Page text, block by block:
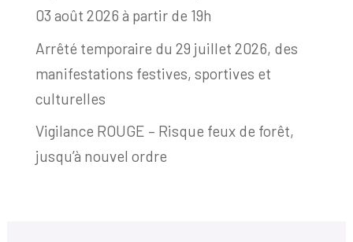
03 août 2026 à partir de 19h
Arrêté temporaire du 29 juillet 2026, des
manifestations festives, sportives et
culturelles
Vigilance ROUGE – Risque feux de forêt,
jusqu’à nouvel ordre